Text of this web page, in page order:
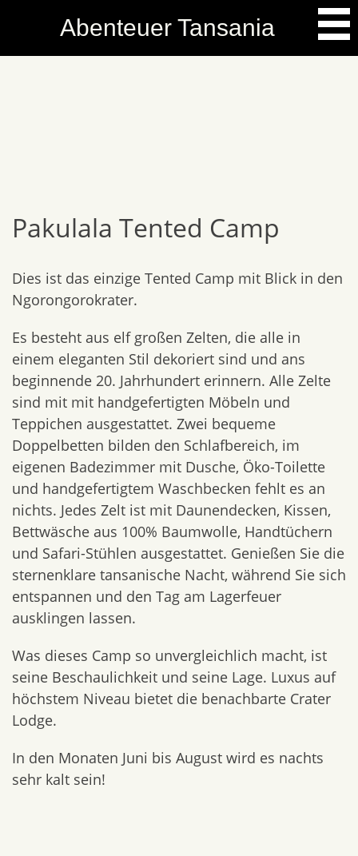
content
Abenteuer Tansania
Pakulala Tented Camp
Dies ist das einzige Tented Camp mit Blick in den
Ngorongorokrater.
Es besteht aus elf großen Zelten, die alle in
einem eleganten Stil dekoriert sind und ans
beginnende 20. Jahrhundert erinnern. Alle Zelte
sind mit mit handgefertigten Möbeln und
Teppichen ausgestattet. Zwei bequeme
Doppelbetten bilden den Schlafbereich, im
eigenen Badezimmer mit Dusche, Öko-Toilette
und handgefertigtem Waschbecken fehlt es an
nichts. Jedes Zelt ist mit Daunendecken, Kissen,
Bettwäsche aus 100% Baumwolle, Handtüchern
und Safari-Stühlen ausgestattet. Genießen Sie die
sternenklare tansanische Nacht, während Sie sich
entspannen und den Tag am Lagerfeuer
ausklingen lassen.
Was dieses Camp so unvergleichlich macht, ist
seine Beschaulichkeit und seine Lage. Luxus auf
höchstem Niveau bietet die benachbarte Crater
Lodge.
In den Monaten Juni bis August wird es nachts
sehr kalt sein!